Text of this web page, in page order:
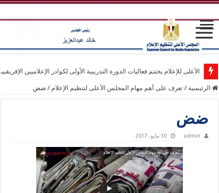
الأعلى للإعلام يختتم فعاليات الدورة التدريبية الأولى لكوادر الإعلاميين
الرئيسية / تعرف على أهم مهام المجلس الأعلى لتنظيم الإعلام / ضض
ضض
admin 30 مايو، 2017